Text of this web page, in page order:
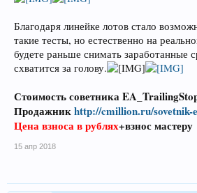
Благодаря линейке лотов стало
такие тесты, но естественно на
будете раньше снимать заработанные
схватится за голову.
Стоимость советника
Продажникhttp://cmillion.ru/sovetnik-
Цена взноса в рублях+взнос мастеру
15 апр 2018